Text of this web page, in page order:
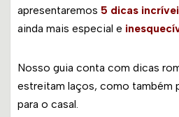
apresentaremos 5 dicas
ainda mais especial e
Nosso guia conta com dicas
estreitam laços, como também
para o casal.